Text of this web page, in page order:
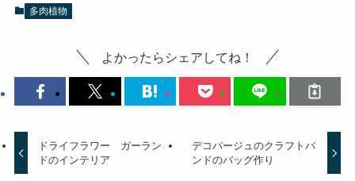
多肉植物
よかったらシェアしてね！
ドライフラワー ガーラン
ドのインテリア
デコパージュのクラフトバ
ンドのバッグ作り